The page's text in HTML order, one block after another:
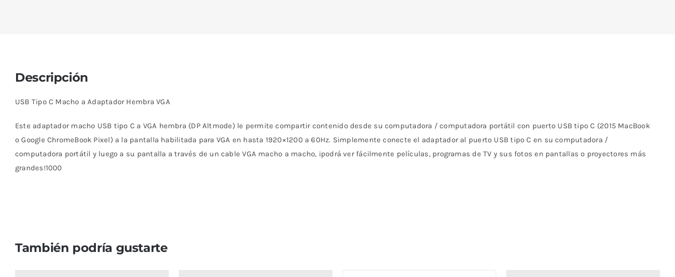
Descripción
USB Tipo C Macho a Adaptador Hembra VGA
Este adaptador macho USB tipo C a VGA hembra (DP Altmode) le permite compartir contenido desde su computadora / computadora portátil con puerto USB tipo C (2015 MacBook
o Google ChromeBook Pixel) a la pantalla habilitada para VGA en hasta 1920×1200 a 60Hz. Simplemente conecte el adaptador al puerto USB tipo C en su computadora /
computadora portátil y luego a su pantalla a través de un cable VGA macho a macho, ¡podrá ver fácilmente películas, programas de TV y sus fotos en pantallas o proyectores más
grandes!1000
También podría gustarte